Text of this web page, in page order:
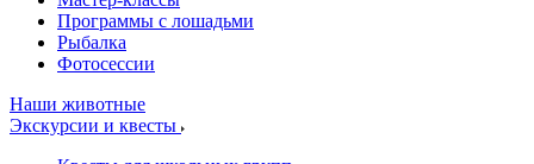
Программы с лошадьми
Рыбалка
Фотосессии
Наши животные
Экскурсии и квесты